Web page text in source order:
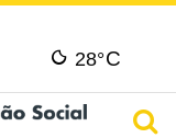
28°C